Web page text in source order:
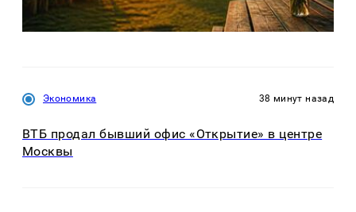
Экономика 38 минут назад
ВТБ продал бывший офис «Открытие» в центре
Москвы